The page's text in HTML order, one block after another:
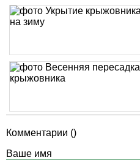
Комментарии ()
Ваше имя